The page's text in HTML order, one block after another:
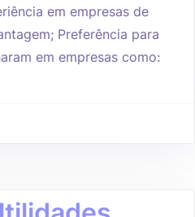
em empresas de
Preferência para
em empresas como: